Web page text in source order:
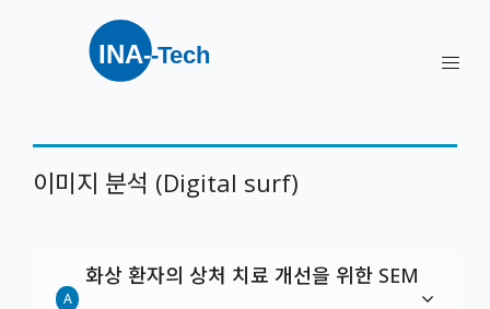
이미지 분석 (Digital surf)
A
화상 환자의 상처 치료 개선을 위한 SEM